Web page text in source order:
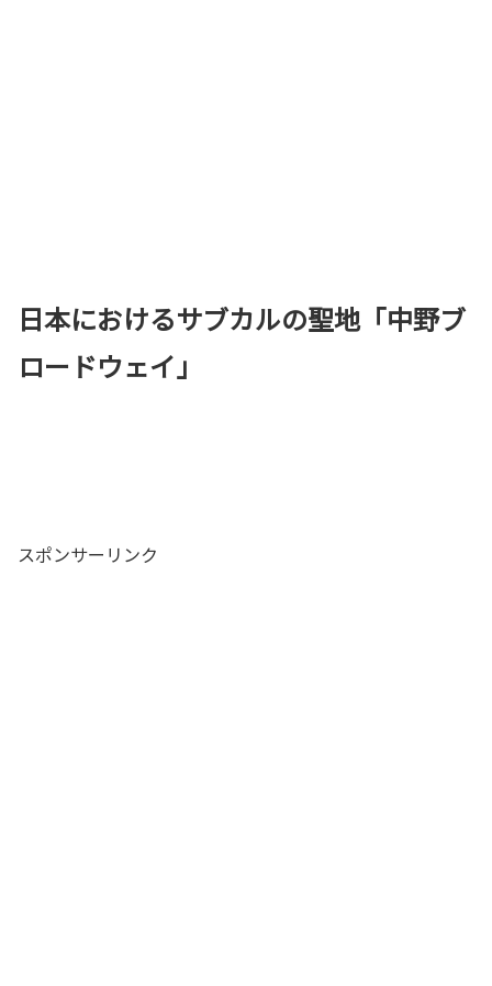
日本におけるサブカルの聖地「中野ブ
ロードウェイ」
スポンサーリンク